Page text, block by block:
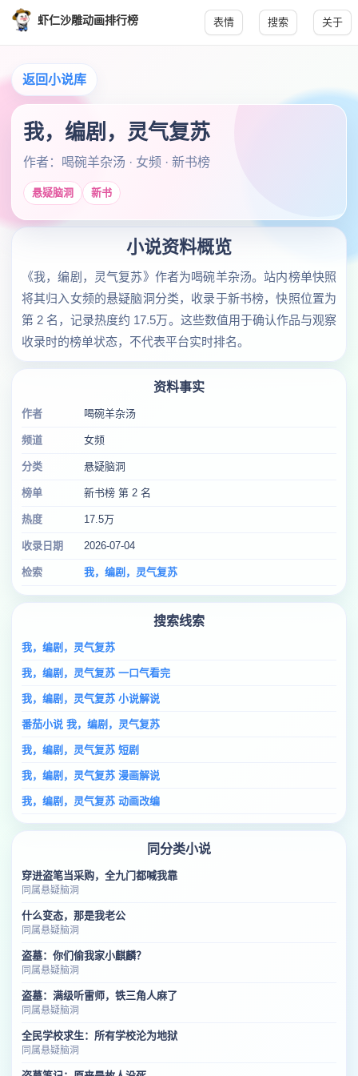
虾仁沙雕动画排行榜 表情 搜索 关于
返回小说库
我，编剧，灵气复苏
作者：喝碗羊杂汤 · 女频 · 新书榜
悬疑脑洞 新书
小说资料概览
《我，编剧，灵气复苏》作者为喝碗羊杂汤。站内榜单快照
将其归入女频的悬疑脑洞分类，收录于新书榜，快照位置为
第 2 名，记录热度约 17.5万。这些数值用于确认作品与观察
收录时的榜单状态，不代表平台实时排名。
资料事实
作者 喝碗羊杂汤
频道 女频
分类 悬疑脑洞
榜单 新书榜 第 2 名
热度 17.5万
收录日期 2026-07-04
检索 我，编剧，灵气复苏
搜索线索
我，编剧，灵气复苏
我，编剧，灵气复苏 一口气看完
我，编剧，灵气复苏 小说解说
番茄小说 我，编剧，灵气复苏
我，编剧，灵气复苏 短剧
我，编剧，灵气复苏 漫画解说
我，编剧，灵气复苏 动画改编
同分类小说
穿进盗笔当采购，全九门都喊我靠
同属悬疑脑洞
什么变态，那是我老公
同属悬疑脑洞
盗墓：你们偷我家小麒麟？
同属悬疑脑洞
盗墓：满级听雷师，铁三角人麻了
同属悬疑脑洞
全民学校求生：所有学校沦为地狱
同属悬疑脑洞